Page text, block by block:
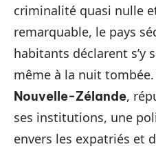
criminalité quasi nulle
remarquable, le pays
habitants déclarent s’y
même à la nuit
Nouvelle-Zélande,
ses institutions, une
envers les expatriés et